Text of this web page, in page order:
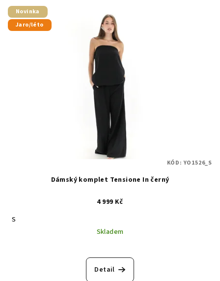
Novinka
Jaro/léto
Dámský komplet Tensione In černý
4 999 Kč
S
Skladem
Detail
KÓD: YO1526_S